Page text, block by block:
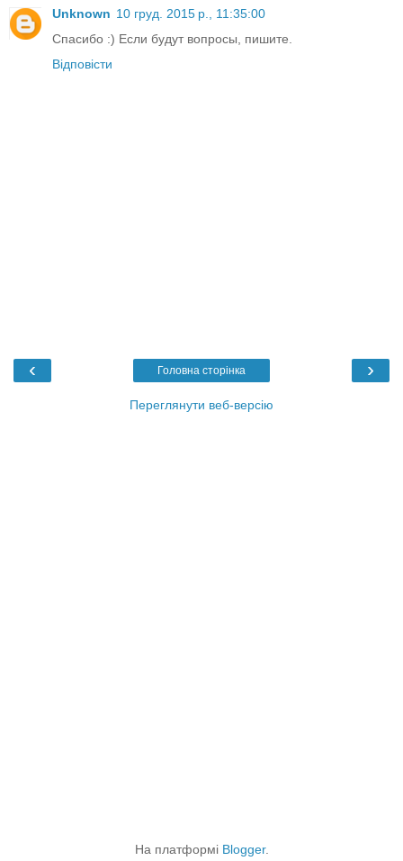
Unknown 10 груд. 2015 р., 11:35:00
Спасибо :) Если будут вопросы, пишите.
Відповісти
‹ ›
Головна сторінка
Переглянути веб-версію
На платформі Blogger.